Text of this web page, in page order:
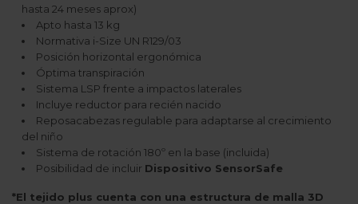
hasta 24 meses aprox)
Apto hasta 13 kg
Normativa i-Size UN R129/03
Posición horizontal ergonómica
Óptima transpiración
Sistema LSP frente a impactos laterales
Incluye reductor para recién nacido
Reposacabezas regulable para adaptarse al crecimiento
del niño
Sistema de rotación 180º en la base (incluida)
Posibilidad de incluir Dispositivo SensorSafe
*El tejido plus cuenta con una estructura de malla 3D